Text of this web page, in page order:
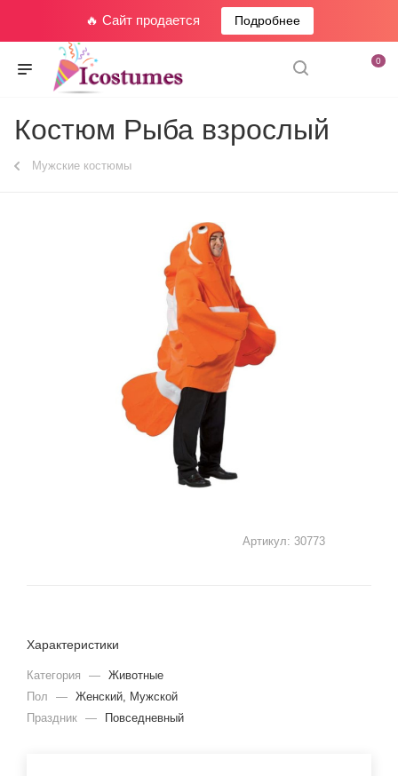
🔥 Сайт продается Подробнее
0
Костюм Рыба взрослый
Мужские костюмы
Артикул: 30773
Характеристики
Категория — Животные
Пол
— Женский, Мужской
Праздник — Повседневный